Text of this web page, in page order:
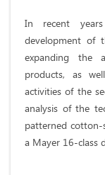
In recent
development of
expanding the
products, as
activities of the
analysis of the
patterned cotton-
a Mayer 16-class